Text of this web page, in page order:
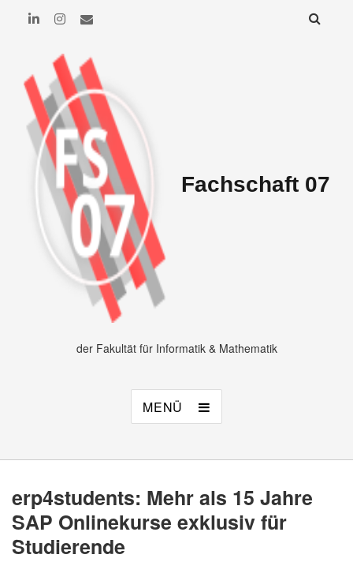
Fachschaft 07
der Fakultät für Informatik & Mathematik
MENÜ
erp4students: Mehr als 15 Jahre
SAP Onlinekurse exklusiv für
Studierende